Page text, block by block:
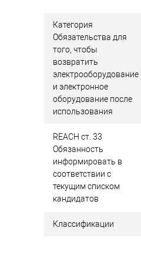
Категория
Обязательства для
того, чтобы
возвратить
электрооборудование
и электронное
оборудование после
использования
REACH ст. 33
Обязанность
информировать в
соответствии с
текущим списком
кандидатов
Классификации